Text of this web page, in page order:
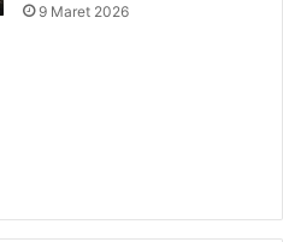
9 Maret 2026